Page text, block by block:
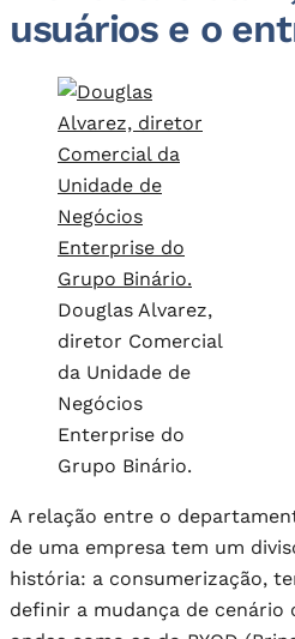
usuários e o
Douglas Alvarez,
diretor Comercial
da Unidade de
Negócios
Enterprise do
Grupo Binário.
A relação entre o
de uma empresa tem um
história: a consumerização,
definir a mudança de